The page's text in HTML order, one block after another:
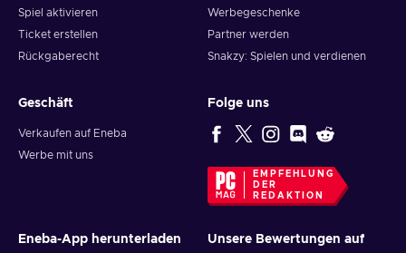
Spiel aktivieren
Ticket erstellen
Rückgaberecht
Werbegeschenke
Partner werden
Snakzy: Spielen und verdienen
Geschäft
Verkaufen auf Eneba
Werbe mit uns
Folge uns
EMPFEHLUNG
DER
REDAKTION
Eneba-App herunterladen Unsere Bewertungen auf